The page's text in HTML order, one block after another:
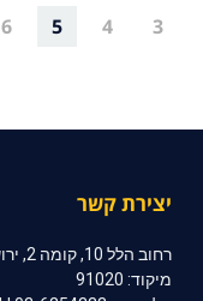
3
4
5
6
יצירת קשר
רחוב הלל 10, קומה 2, ירושלים
מיקוד: 91020